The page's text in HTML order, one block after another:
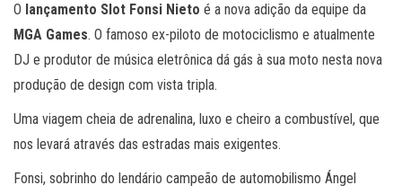
O lançamento Slot Fonsi Nieto é a nova adição da equipe da
MGA Games. O famoso ex-piloto de motociclismo e atualmente
DJ e produtor de música eletrônica dá gás à sua moto nesta nova
produção de design com vista tripla.
Uma viagem cheia de adrenalina, luxo e cheiro a combustível, que
nos levará através das estradas mais exigentes.
Fonsi, sobrinho do lendário campeão de automobilismo Ángel